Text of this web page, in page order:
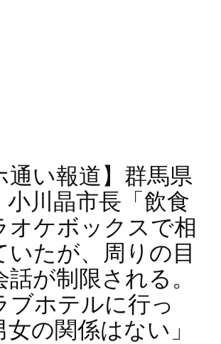
通い報道】群馬県
小川晶市長「飲食
オケボックスで相
いたが、周りの目
が制限される。
ブホテルに行っ
の関係はない」